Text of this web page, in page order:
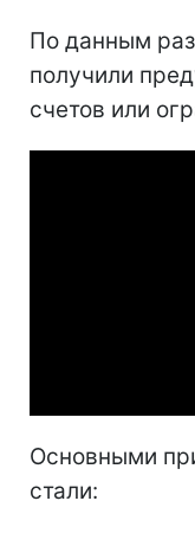
По данным
получили
счетов или
Основными
стали: